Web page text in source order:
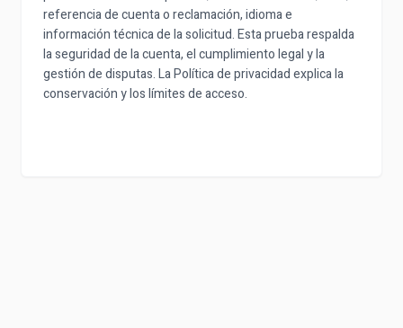
referencia de cuenta o reclamación, idioma e
información técnica de la solicitud. Esta prueba respalda
la seguridad de la cuenta, el cumplimiento legal y la
gestión de disputas. La Política de privacidad explica la
conservación y los límites de acceso.